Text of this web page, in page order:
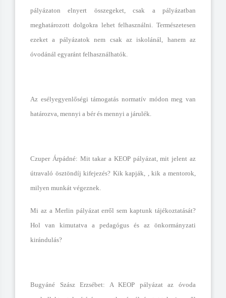
pályázaton elnyert összegeket, csak a pályázatban
meghatározott dolgokra lehet felhasználni. Természetesen
ezeket a pályázatok nem csak az iskolánál, hanem az
óvodánál egyaránt felhasználhatók.
Az esélyegyenlőségi támogatás normatív módon meg van
határozva, mennyi a bér és mennyi a járulék.
Czuper Árpádné: Mit takar a KEOP pályázat, mit jelent az
útravaló ösztöndíj kifejezés? Kik kapják, , kik a mentorok,
milyen munkát végeznek.
Mi az a Merlin pályázat erről sem kaptunk tájékoztatását?
Hol van kimutatva a pedagógus és az önkormányzati
kirándulás?
Bugyáné Szász Erzsébet: A KEOP pályázat az óvoda